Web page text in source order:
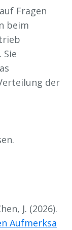
Fragen
beim
Sie
der
J. (2026).
Aufmerksa